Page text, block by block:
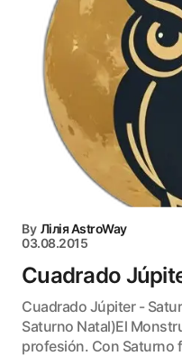
By Лілія AstroWay
03.08.2015
Cuadrado
Cuadrado Júpiter -
Saturno Natal)El
profesión. Con Saturno